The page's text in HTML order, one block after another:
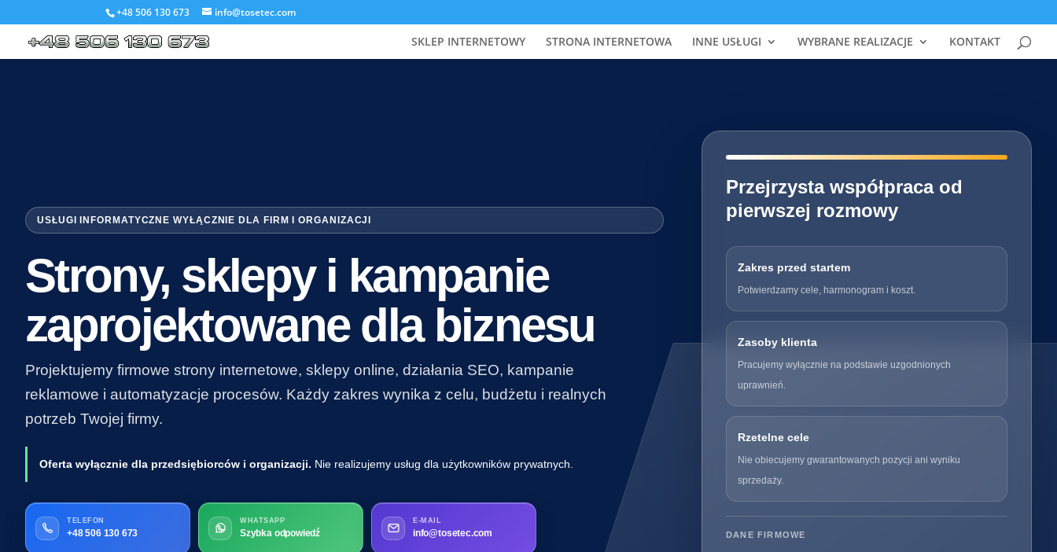
+48 506 130 673 info@tosetec.com
SKLEP INTERNETOWY STRONA INTERNETOWA INNE USŁUGI WYBRANE REALIZACJE KONTAKT
USŁUGI INFORMATYCZNE WYŁĄCZNIE DLA FIRM I ORGANIZACJI
Strony, sklepy i kampanie
zaprojektowane dla biznesu
Projektujemy firmowe strony internetowe, sklepy online, działania SEO, kampanie
reklamowe i automatyzacje procesów. Każdy zakres wynika z celu, budżetu i realnych
potrzeb Twojej firmy.
Oferta wyłącznie dla przedsiębiorców i organizacji. Nie realizujemy usług dla użytkowników prywatnych.
TELEFON
+48 506 130 673
WHATSAPP
Szybka odpowiedź
E-MAIL
info@tosetec.com
━━━━━━━━━━━━━━━━━━━━━━━━━━━━
Przejrzysta współpraca od
pierwszej rozmowy
Zakres przed startem
Potwierdzamy cele, harmonogram i koszt.
Zasoby klienta
Pracujemy wyłącznie na podstawie uzgodnionych
uprawnień.
Rzetelne cele
Nie obiecujemy gwarantowanych pozycji ani wyniku
sprzedaży.
DANE FIRMOWE